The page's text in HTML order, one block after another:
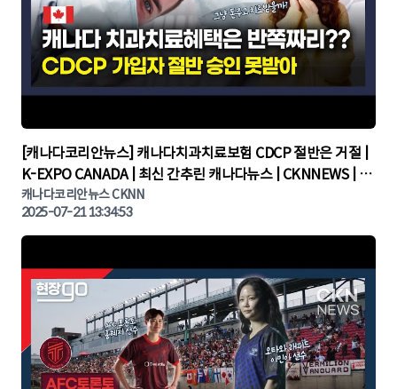
▶
[캐나다코리안뉴스] 캐나다치과치료보험 CDCP 절반은 거절 |
K-EXPO CANADA | 최신 간추린 캐나다뉴스 | CKNNEWS | 캐
나다뉴스 | 토론토뉴스
캐나다코리안뉴스 CKNN
2025-07-21 13:34:53